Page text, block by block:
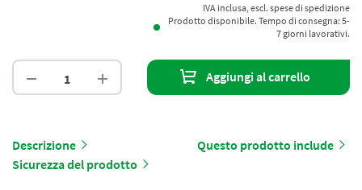
IVA inclusa, escl. spese di spedizione
Prodotto disponibile. Tempo di consegna: 5-
7 giorni lavorativi.
Aggiungi al carrello
Descrizione
Questo prodotto include
Sicurezza del prodotto